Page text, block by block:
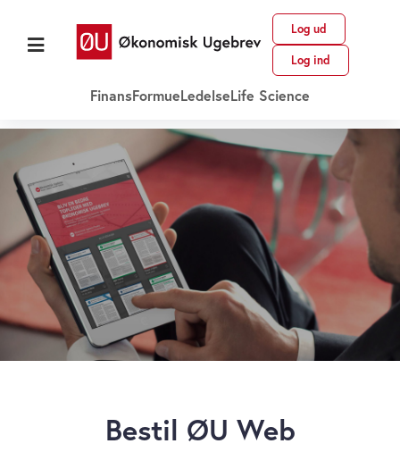
Log ud
Log ind
FinansFormueLedelseLife Science
Bestil ØU Web